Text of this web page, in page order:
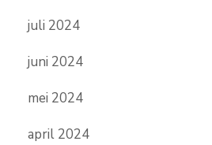
juli 2024
juni 2024
mei 2024
april 2024